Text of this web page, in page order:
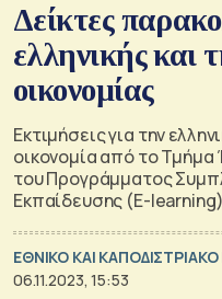
Δείκτες
ελληνικής και
οικονομίας
Εκτιμήσεις για την
οικονομία από το Τμήμα
του Προγράμματος
Εκπαίδευσης (E-
ΕΘΝΙΚΟ ΚΑΙ
06.11.2023, 15:53